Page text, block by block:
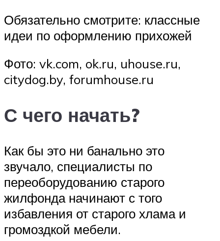
Обязательно смотрите: классные
идеи по оформлению прихожей
Фото: vk.com, ok.ru, uhouse.ru,
citydog.by, forumhouse.ru
С чего начать?
Как бы это ни банально это
звучало, специалисты по
переоборудованию старого
жилфонда начинают с того
избавления от старого хлама и
громоздкой мебели.